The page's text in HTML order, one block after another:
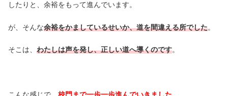
したりと、余裕をもって進んでいます。
が、そんな余裕をかましているせいか、道を間違える所でした。
そこは、 わたしは声を発し、正しい道へ導くのです。